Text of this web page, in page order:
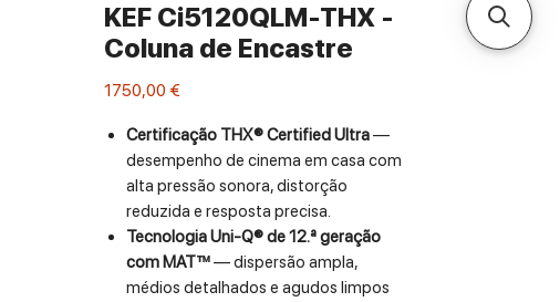
KEF Ci5120QLM-THX -
Coluna de Encastre
1750,00 €
Certificação THX® Certified Ultra—
desempenho de cinema em casa com
alta pressão sonora, distorção
reduzida e resposta precisa.
Tecnologia Uni-Q® de 12.ª geração
com MAT™— dispersão ampla,
médios detalhados e agudos limpos